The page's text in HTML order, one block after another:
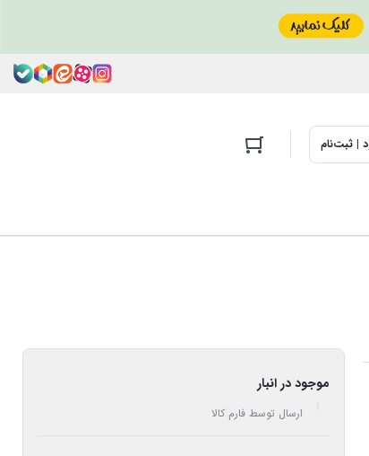
| ثبت‌نام
موجود در انبار
ارسال توسط فارم کالا